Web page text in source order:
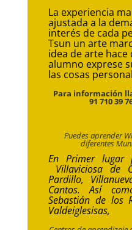
La experiencia
ajustada a la
interés de cada
Tsun un arte
idea de arte hace
alumno exprese
las cosas
Para información
91 710 39
Puedes aprender
diferentes
En Primer lugar
Villaviciosa de
Pardillo,
Cantos.Así
Sebastián de los
Valdeiglesisas,